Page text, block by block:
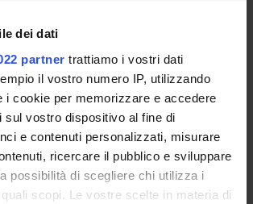
dei dati
partner trattiamo i vostri dati
il vostro numero IP, utilizzando
i cookie per memorizzare e accedere
sul vostro dispositivo al fine di
e contenuti personalizzati, misurare
ricercare il pubblico e sviluppare
possibilità di scegliere chi utilizza i
scopi. Le vostre scelte in materia di